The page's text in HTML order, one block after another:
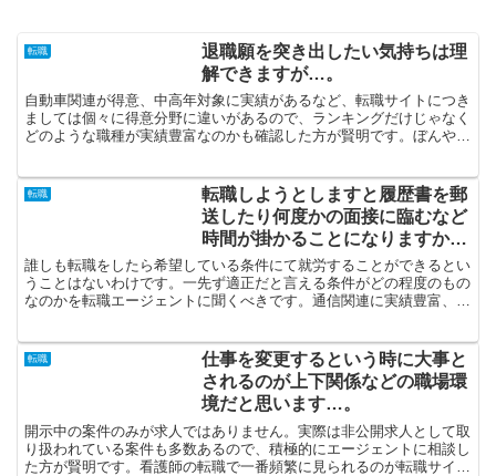
転職
退職願を突き出したい気持ちは理
解できますが…。
自動車関連が得意、中高年対象に実績があるなど、転職サイトにつき
ましては個々に得意分野に違いがあるので、ランキングだけじゃなく
どのような職種が実績豊富なのかも確認した方が賢明です。ぼんやり
転職
転職しようとしますと履歴書を郵
送したり何度かの面接に臨むなど
時間が掛かることになりますか
ら…。
誰しも転職をしたら希望している条件にて就労することができるとい
うことはないわけです。一先ず適正だと言える条件がどの程度のもの
なのかを転職エージェントに聞くべきです。通信関連に実績豊富、中
転職
仕事を変更するという時に大事と
されるのが上下関係などの職場環
境だと思います…。
開示中の案件のみが求人ではありません。実際は非公開求人として取
り扱われている案件も多数あるので、積極的にエージェントに相談し
た方が賢明です。看護師の転職で一番頻繁に見られるのが転職サイト